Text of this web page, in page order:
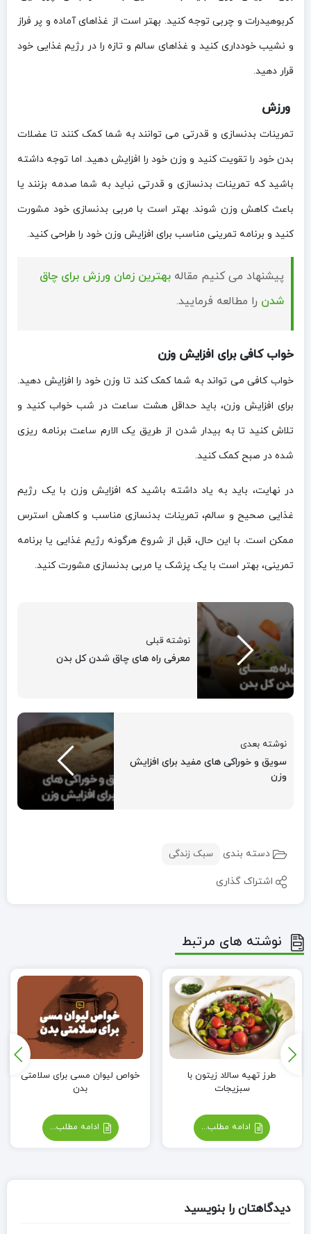
کربوهیدرات و چربی توجه کنید. بهتر است از غذاهای آماده و پر فراز
و نشیب خودداری کنید و غذاهای سالم و تازه را در رژیم غذایی خود
قرار دهید.
ورزش
تمرینات بدنسازی و قدرتی می توانند به شما کمک کنند تا عضلات
بدن خود را تقویت کنید و وزن خود را افزایش دهید. اما توجه داشته
باشید که تمرینات بدنسازی و قدرتی نباید به شما صدمه بزنند یا
باعث کاهش وزن شوند. بهتر است با مربی بدنسازی خود مشورت
کنید و برنامه تمرینی مناسب برای افزایش وزن خود را طراحی کنید.
پیشنهاد می کنیم مقاله بهترین زمان ورزش برای چاق
شدن را مطالعه فرمایید.
خواب کافی برای افزایش وزن
خواب کافی می تواند به شما کمک کند تا وزن خود را افزایش دهید.
برای افزایش وزن، باید حداقل هشت ساعت در شب خواب کنید و
تلاش کنید تا به بیدار شدن از طریق یک الارم ساعت برنامه ریزی
شده در صبح کمک کنید.
در نهایت، باید به یاد داشته باشید که افزایش وزن با یک رژیم
غذایی صحیح و سالم، تمرینات بدنسازی مناسب و کاهش استرس
ممکن است. با این حال، قبل از شروع هرگونه رژیم غذایی یا برنامه
تمرینی، بهتر است با یک پزشک یا مربی بدنسازی مشورت کنید.
نوشته قبلی
معرفی راه های چاق شدن کل بدن
نوشته بعدی
سویق و خوراکی های مفید برای افزایش
وزن
دسته بندی سبک زندگی
اشتراک گذاری
نوشته های مرتبط
طرز تهیه سالاد زیتون با
سبزیجات
ادامه مطلب...
خواص لیوان مسی برای سلامتی
بدن
ادامه مطلب...
دیدگاهتان را بنویسید